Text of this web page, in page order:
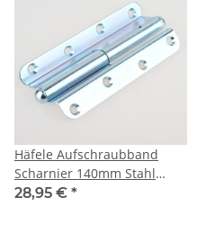
Häfele Aufschraubband
Scharnier 140mm Stahl
verzinkt Anschlag links
28,95 € *